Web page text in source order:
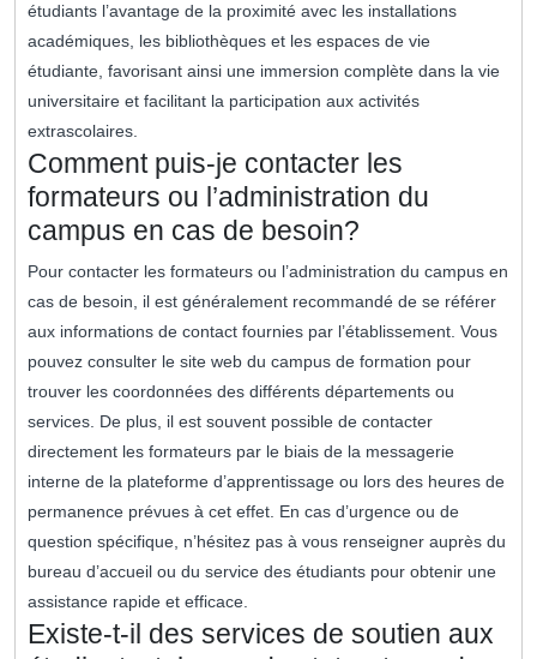
étudiants l’avantage de la proximité avec les installations
académiques, les bibliothèques et les espaces de vie
étudiante, favorisant ainsi une immersion complète dans la vie
universitaire et facilitant la participation aux activités
extrascolaires.
Comment puis-je contacter les
formateurs ou l’administration du
campus en cas de besoin?
Pour contacter les formateurs ou l’administration du campus en
cas de besoin, il est généralement recommandé de se référer
aux informations de contact fournies par l’établissement. Vous
pouvez consulter le site web du campus de formation pour
trouver les coordonnées des différents départements ou
services. De plus, il est souvent possible de contacter
directement les formateurs par le biais de la messagerie
interne de la plateforme d’apprentissage ou lors des heures de
permanence prévues à cet effet. En cas d’urgence ou de
question spécifique, n’hésitez pas à vous renseigner auprès du
bureau d’accueil ou du service des étudiants pour obtenir une
assistance rapide et efficace.
Existe-t-il des services de soutien aux